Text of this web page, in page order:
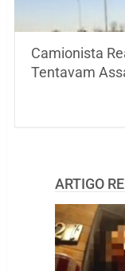
Camionista
Tentavam
ARTIGO